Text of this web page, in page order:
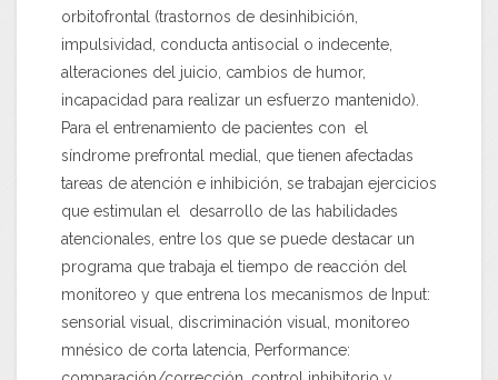
orbitofrontal (trastornos de desinhibición,
impulsividad, conducta antisocial o indecente,
alteraciones del juicio, cambios de humor,
incapacidad para realizar un esfuerzo mantenido).
Para el entrenamiento de pacientes con el
síndrome prefrontal medial, que tienen afectadas
tareas de atención e inhibición, se trabajan ejercicios
que estimulan el desarrollo de las habilidades
atencionales, entre los que se puede destacar un
programa que trabaja el tiempo de reacción del
monitoreo y que entrena los mecanismos de Input:
sensorial visual, discriminación visual, monitoreo
mnésico de corta latencia, Performance: